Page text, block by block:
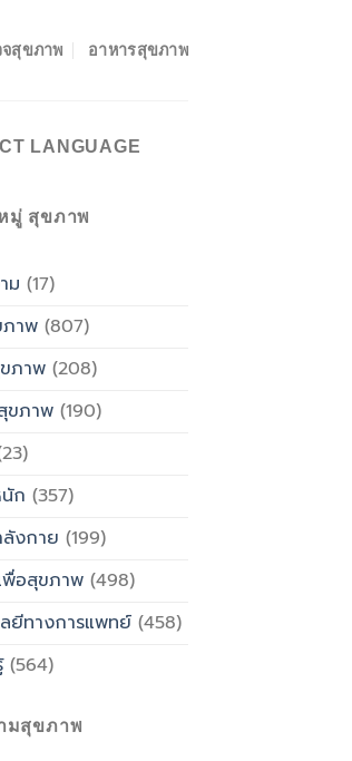
จสุขภาพ อาหารสุขภาพ
LANGUAGE
มู่ สุขภาพ
ม (17)
าพ(807)
ภาพ(208)
ขภาพ(190)
ก (357)
งกาย (199)
พื่อสุขภาพ(498)
ลยีทางการแพทย์(458)
(564)
มสุขภาพ